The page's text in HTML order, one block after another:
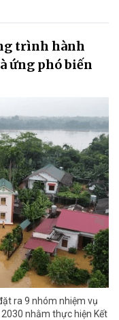
trình hành
ứng phó biến
ra 9 nhóm nhiệm vụ
nhằm thực hiện Kết